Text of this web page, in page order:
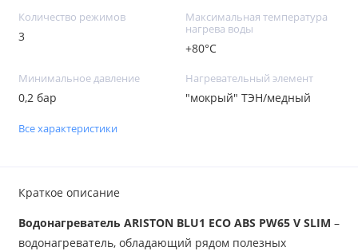
Количество режимов
3
Максимальная температура
нагрева воды
+80°C
Минимальное давление
0,2 бар
Нагревательный элемент
"мокрый" ТЭН/медный
Все характеристики
Краткое описание
Водонагреватель ARISTON BLU1 ECO ABS PW65 V SLIM –
водонагреватель, обладающий рядом полезных